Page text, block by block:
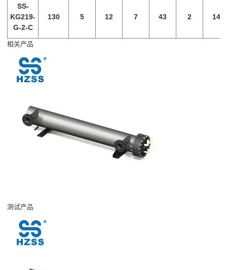
SS-
KG219-
G-2-C
130 5 12 7 43 2 140
相关产品
测试产品